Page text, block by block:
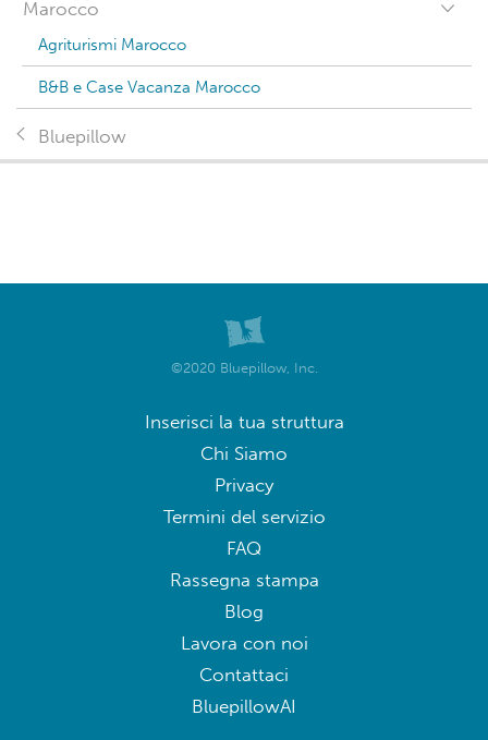
Marocco
Agriturismi Marocco
B&B e Case Vacanza Marocco
Bluepillow
©2020 Bluepillow, Inc.
Inserisci la tua struttura
Chi Siamo
Privacy
Termini del servizio
FAQ
Rassegna stampa
Blog
Lavora con noi
Contattaci
BluepillowAI